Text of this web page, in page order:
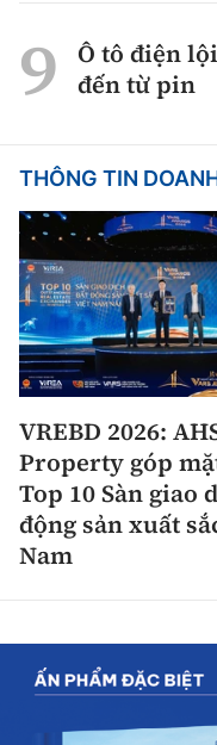
Ô tô điện
đến từ pin
THÔNG TIN
VREBD 2026:
Property góp
Top 10 Sàn giao
động sản xuất
Nam